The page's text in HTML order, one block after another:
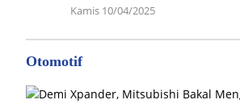
Kamis 10/04/2025
Otomotif